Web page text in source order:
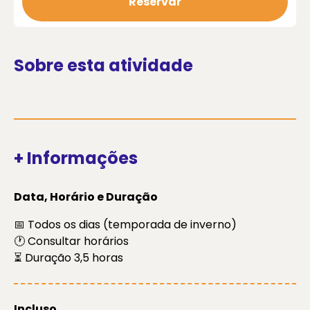
Sobre esta atividade
+ Informações
Data, Horário e Duração
📅 Todos os dias (temporada de inverno)
🕐 Consultar horários
⏳ Duração 3,5 horas